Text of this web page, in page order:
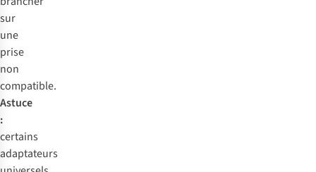
sur
une
prise
non
compatible.
Astuce
:
certains
adaptateurs